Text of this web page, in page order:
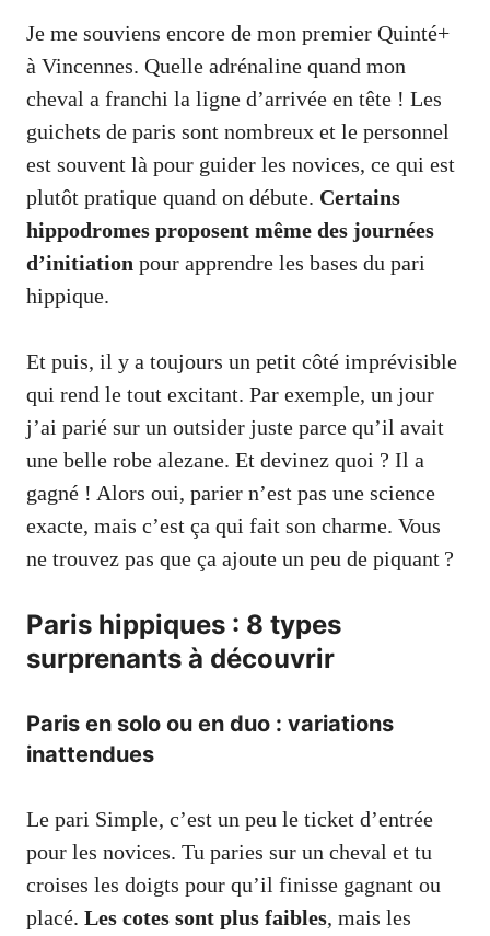
Je me souviens encore de mon premier Quinté+
à Vincennes. Quelle adrénaline quand mon
cheval a franchi la ligne d’arrivée en tête ! Les
guichets de paris sont nombreux et le personnel
est souvent là pour guider les novices, ce qui est
plutôt pratique quand on débute. Certains
hippodromes proposent même des journées
d’initiation pour apprendre les bases du pari
hippique.
Et puis, il y a toujours un petit côté imprévisible
qui rend le tout excitant. Par exemple, un jour
j’ai parié sur un outsider juste parce qu’il avait
une belle robe alezane. Et devinez quoi ? Il a
gagné ! Alors oui, parier n’est pas une science
exacte, mais c’est ça qui fait son charme. Vous
ne trouvez pas que ça ajoute un peu de piquant ?
Paris hippiques : 8 types
surprenants à découvrir
Paris en solo ou en duo : variations
inattendues
Le pari Simple, c’est un peu le ticket d’entrée
pour les novices. Tu paries sur un cheval et tu
croises les doigts pour qu’il finisse gagnant ou
placé. Les cotes sont plus faibles, mais les